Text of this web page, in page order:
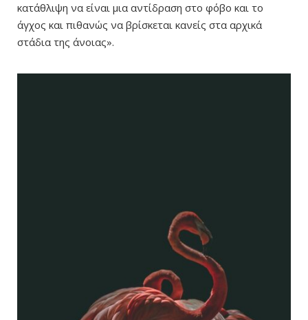
κατάθλιψη να είναι μια αντίδραση στο φόβο και το
άγχος και πιθανώς να βρίσκεται κανείς στα αρχικά
στάδια της άνοιας».